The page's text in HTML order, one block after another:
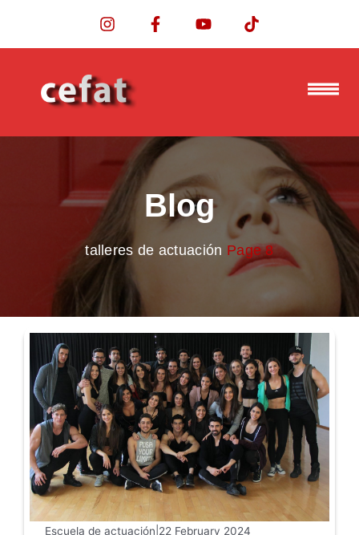
Blog
talleres de actuación Page 8
Escuela de actuación 22 February 2024